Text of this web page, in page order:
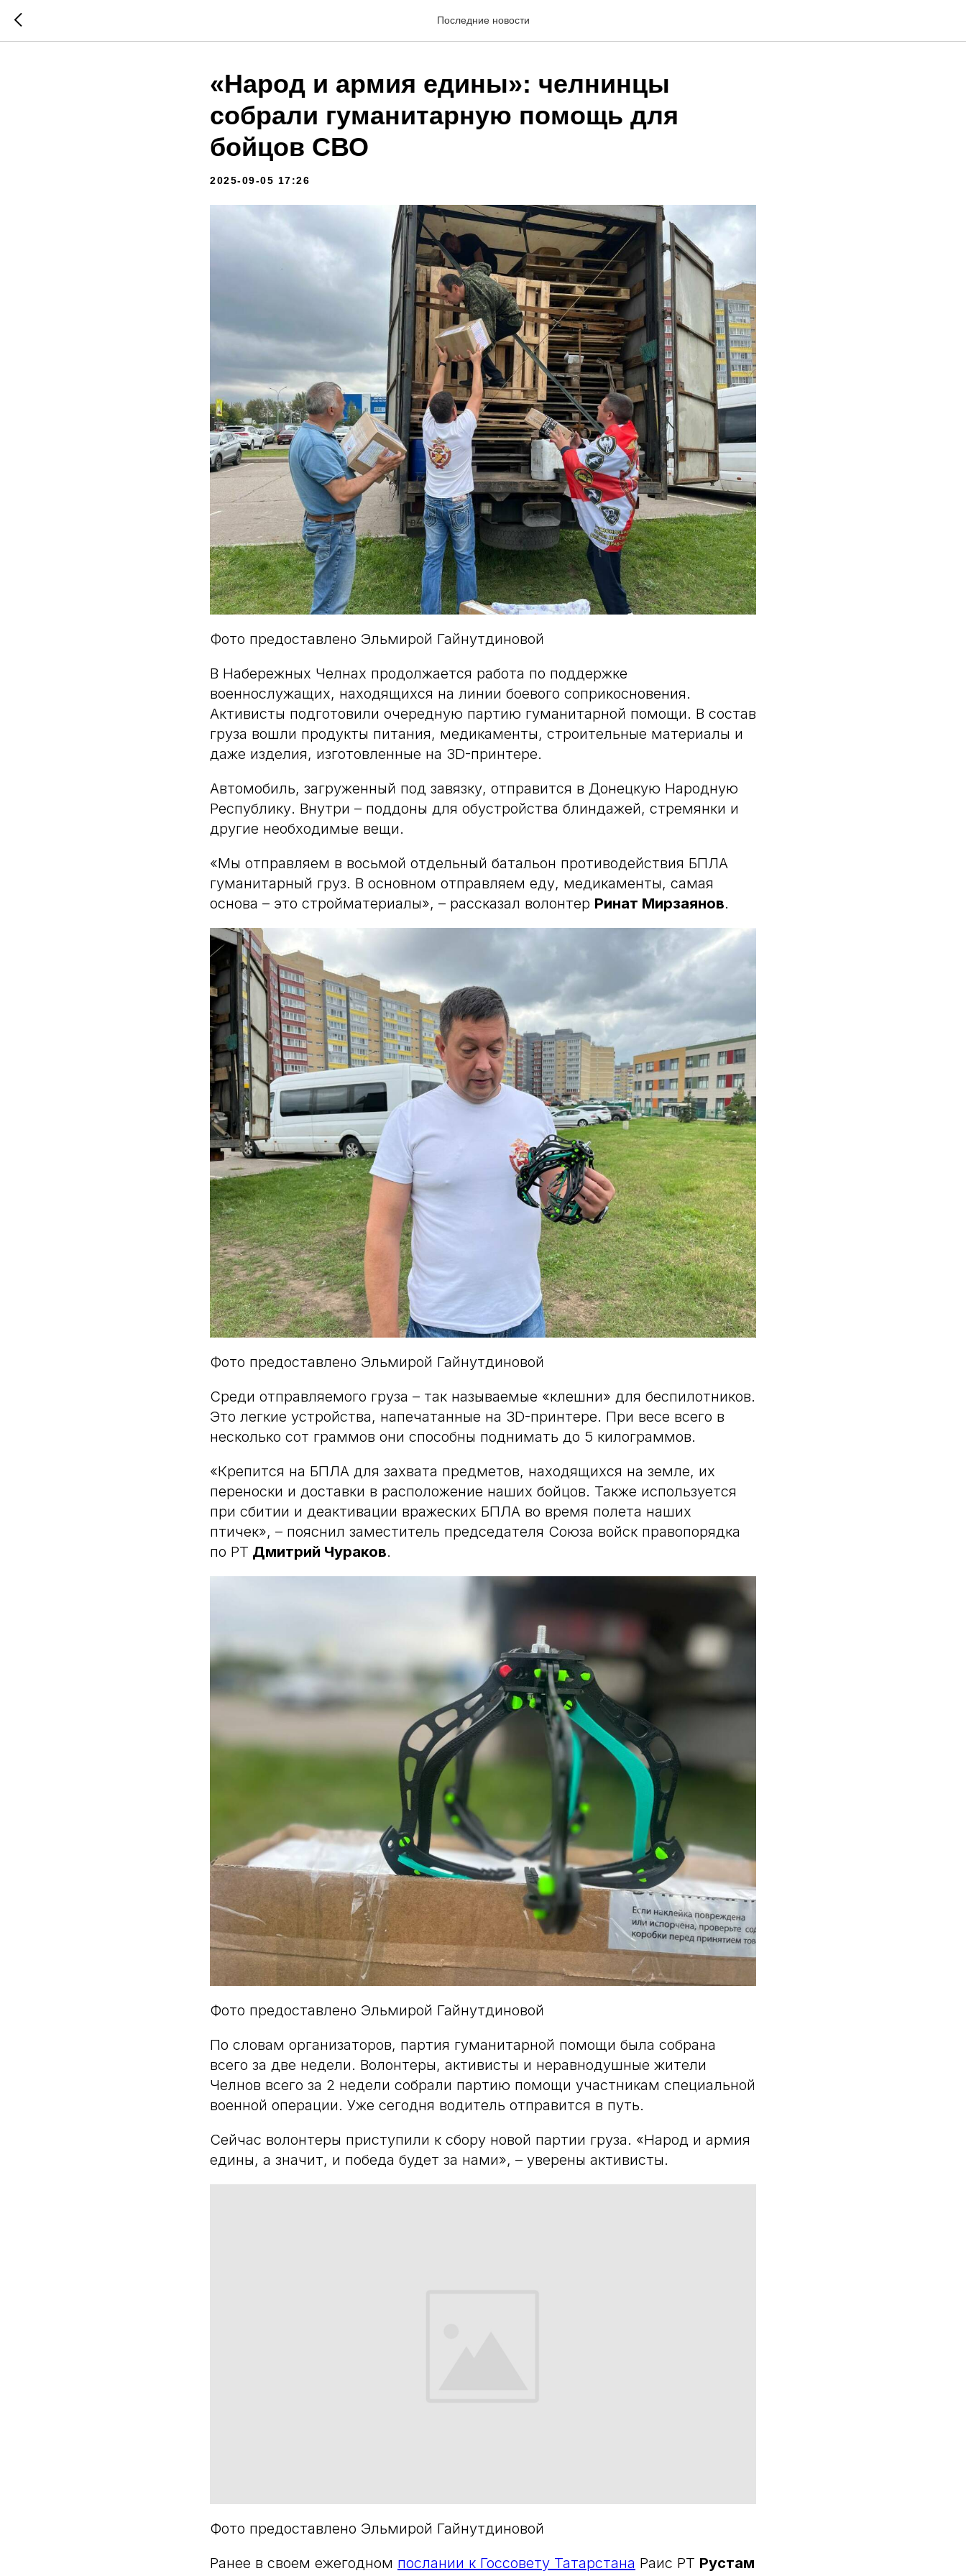
Последние новости
«Народ и армия едины»: челнинцы
собрали гуманитарную помощь для
бойцов СВО
2025-09-05 17:26
Фото предоставлено Эльмирой Гайнутдиновой
В Набережных Челнах продолжается работа по поддержке
военнослужащих, находящихся на линии боевого соприкосновения.
Активисты подготовили очередную партию гуманитарной помощи. В состав
груза вошли продукты питания, медикаменты, строительные материалы и
даже изделия, изготовленные на 3D-принтере.
Автомобиль, загруженный под завязку, отправится в Донецкую Народную
Республику. Внутри – поддоны для обустройства блиндажей, стремянки и
другие необходимые вещи.
«Мы отправляем в восьмой отдельный батальон противодействия БПЛА
гуманитарный груз. В основном отправляем еду, медикаменты, самая
основа – это стройматериалы», – рассказал волонтер Ринат Мирзаянов.
Фото предоставлено Эльмирой Гайнутдиновой
Среди отправляемого груза – так называемые «клешни» для беспилотников.
Это легкие устройства, напечатанные на 3D-принтере. При весе всего в
несколько сот граммов они способны поднимать до 5 килограммов.
«Крепится на БПЛА для захвата предметов, находящихся на земле, их
переноски и доставки в расположение наших бойцов. Также используется
при сбитии и деактивации вражеских БПЛА во время полета наших
птичек», – пояснил заместитель председателя Союза войск правопорядка
по РТ Дмитрий Чураков.
Фото предоставлено Эльмирой Гайнутдиновой
По словам организаторов, партия гуманитарной помощи была собрана
всего за две недели. Волонтеры, активисты и неравнодушные жители
Челнов всего за 2 недели собрали партию помощи участникам специальной
военной операции. Уже сегодня водитель отправится в путь.
Сейчас волонтеры приступили к сбору новой партии груза. «Народ и армия
едины, а значит, и победа будет за нами», – уверены активисты.
Фото предоставлено Эльмирой Гайнутдиновой
Ранее в своем ежегодном послании к Госсовету Татарстана Раис РТ Рустам